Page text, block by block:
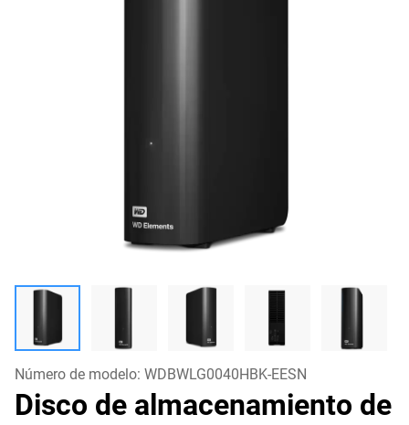
Número de modelo: WDBWLG0040HBK-EESN
Disco de almacenamiento de